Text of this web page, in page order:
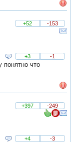
+52
-153
+3 -1
понятно что
+397
-249
+4 -3